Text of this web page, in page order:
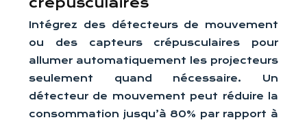
Intégrez des détecteurs de mouvement
ou des capteurs crépusculaires pour
allumer automatiquement les projecteurs
seulement quand nécessaire. Un
détecteur de mouvement peut réduire la
consommation jusqu’à 80% par rapport à